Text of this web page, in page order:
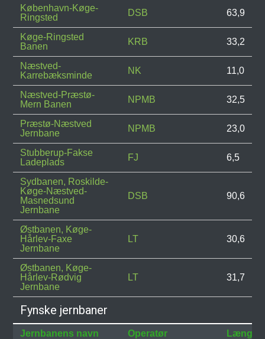
København-Køge-
Ringsted
DSB 63,9
Køge-Ringsted
Banen
KRB 33,2
Næstved-
Karrebæksminde
NK 11,0
Næstved-Præstø-
Mern Banen
NPMB 32,5
Præstø-Næstved
Jernbane
NPMB 23,0
Stubberup-Fakse
Ladeplads
FJ 6,5
Sydbanen, Roskilde-
Køge-Næstved-
Masnedsund
Jernbane
DSB 90,6
Østbanen, Køge-
Hårlev-Faxe
Jernbane
LT 30,6
Østbanen, Køge-
Hårlev-Rødvig
Jernbane
LT 31,7
Fynske jernbaner
Jernbanens navn Operatør
Længde